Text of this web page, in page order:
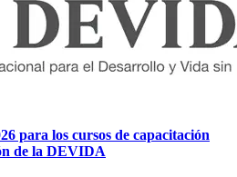
para los cursos de capacitación
de la DEVIDA